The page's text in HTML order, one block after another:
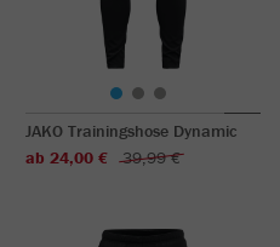
JAKO Trainingshose Dynamic
ab 24,00 €
39,99 €